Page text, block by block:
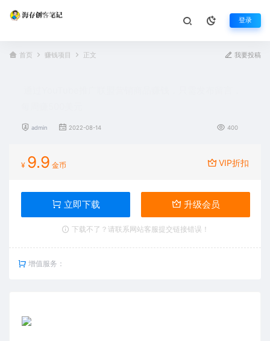
登录
首页 赚钱项目 正文 我要投稿
admin 2022-08-14 400
¥ 9.9 金币 VIP折扣
立即下载 升级会员
下载不了？请联系网站客服提交链接错误！
增值服务：